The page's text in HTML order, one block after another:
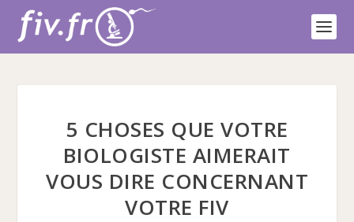
5 CHOSES QUE VOTRE
BIOLOGISTE AIMERAIT
VOUS DIRE CONCERNANT
VOTRE FIV